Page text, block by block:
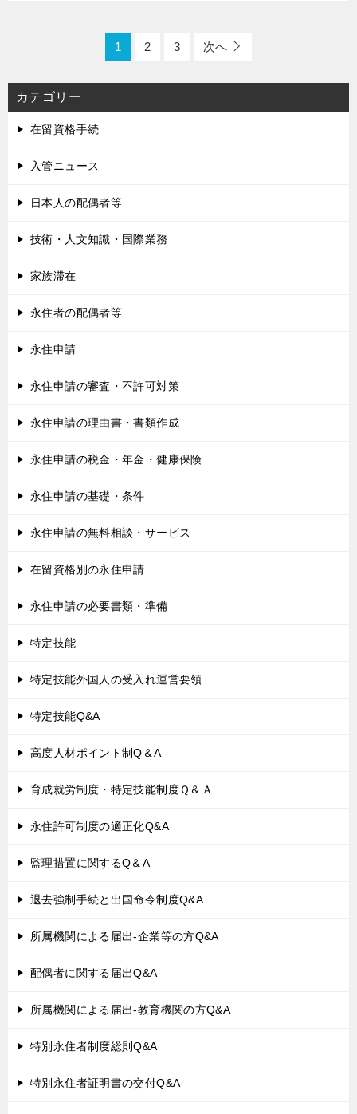
1 2 3 次へ
カテゴリー
在留資格手続
入管ニュース
日本人の配偶者等
技術・人文知識・国際業務
家族滞在
永住者の配偶者等
永住申請
永住申請の審査・不許可対策
永住申請の理由書・書類作成
永住申請の税金・年金・健康保険
永住申請の基礎・条件
永住申請の無料相談・サービス
在留資格別の永住申請
永住申請の必要書類・準備
特定技能
特定技能外国人の受入れ運営要領
特定技能Q&A
高度人材ポイント制Q＆A
育成就労制度・特定技能制度Ｑ＆Ａ
永住許可制度の適正化Q&A
監理措置に関するQ＆A
退去強制手続と出国命令制度Q&A
所属機関による届出-企業等の方Q&A
配偶者に関する届出Q&A
所属機関による届出-教育機関の方Q&A
特別永住者制度総則Q&A
特別永住者証明書の交付Q&A